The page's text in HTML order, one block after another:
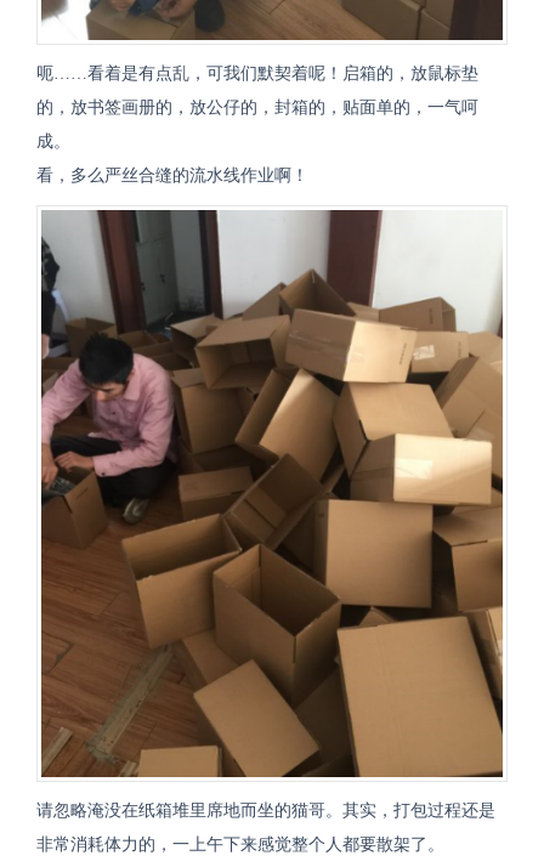
呃……看着是有点乱，可我们默契着呢！启箱的，放鼠标垫
的，放书签画册的，放公仔的，封箱的，贴面单的，一气呵
成。
看，多么严丝合缝的流水线作业啊！
请忽略淹没在纸箱堆里席地而坐的猫哥。其实，打包过程还是
非常消耗体力的，一上午下来感觉整个人都要散架了。